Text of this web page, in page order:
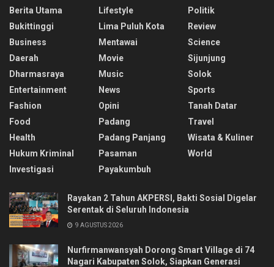
Berita Utama
Bukittinggi
Business
Daerah
Dharmasraya
Entertainment
Fashion
Food
Health
Hukum Kriminal
Investigasi
Lifestyle
Lima Puluh Kota
Mentawai
Movie
Music
News
Opini
Padang
Padang Panjang
Pasaman
Payakumbuh
Politik
Review
Science
Sijunjung
Solok
Sports
Tanah Datar
Travel
Wisata & Kuliner
World
Rayakan 2 Tahun AKPERSI, Bakti Sosial Digelar
Serentak di Seluruh Indonesia
9 AGUSTUS 2026
Nurfirmanwansyah Dorong Smart Village di 74
Nagari Kabupaten Solok, Siapkan Generasi